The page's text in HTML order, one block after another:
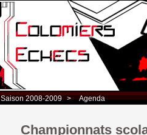
Saison 2008-2009 > Agenda
Championnats